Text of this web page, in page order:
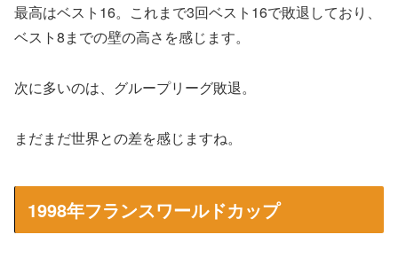
最高はベスト16。これまで3回ベスト16で敗退しており、
ベスト8までの壁の高さを感じます。
次に多いのは、グループリーグ敗退。
まだまだ世界との差を感じますね。
1998年フランスワールドカップ